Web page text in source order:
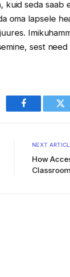
seda saab
oma lapsele
sest
Facebook
NEXT
How